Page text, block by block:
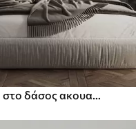
Οροσειρές ενάντια στο δάσος ακουαρέλα